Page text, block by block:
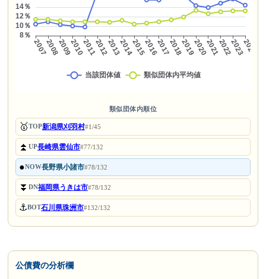
類似団体内順位
🥇TOP新潟県刈羽村#1/45
⏫UP長崎県雲仙市#77/132
●NOW長野県小諸市#78/132
⏬DN福岡県うきは市#78/132
⚓BOT石川県珠洲市#132/132
公債費の分析欄